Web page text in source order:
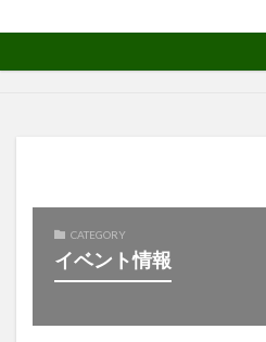
CATEGORY
イベント情報